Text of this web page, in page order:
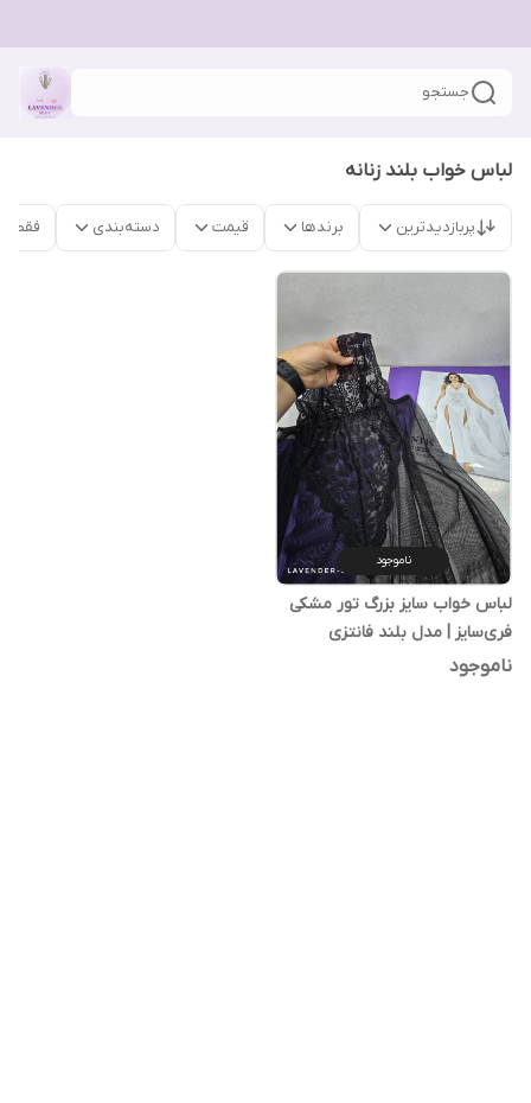
جستجو
لباس خواب بلند زنانه
پربازدیدترین برندها قیمت دسته‌بندی فقط
ناموجود
لباس خواب سایز بزرگ تور مشکی
فری‌سایز | مدل بلند فانتزی
ناموجود